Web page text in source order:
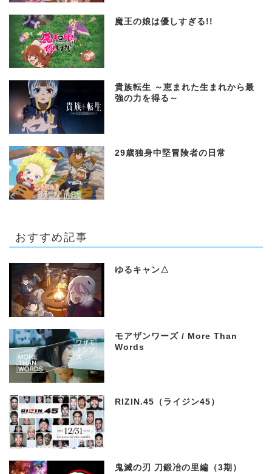
魔王の娘は優しすぎる!!
貴族転生 ～恵まれた生まれから最
強の力を得る～
29歳独身中堅冒険者の日常
おすすめ記事
ゆるキャン△
モアザンワーズ / More Than
Words
RIZIN.45（ライジン45）
鬼滅の刃 刀鍛冶の里編（3期）